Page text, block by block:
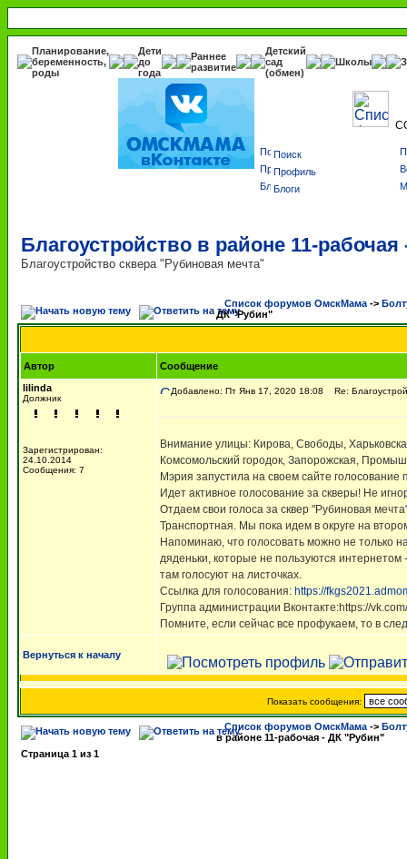
Планирование,
беременность,
роды
Дети
до
года
Раннее
развитие
Детский
сад
(обмен)
Школы
Поиск
Профиль
Блоги
Благоустройство в районе 11-
Благоустройство сквера "Рубиновая мечта"
Список форумов ОмскМама ->
ДК "Рубин"
Автор
Сообщение
lilinda
Должник
Зарегистрирован:
24.10.2014
Сообщения: 7
Добавлено: Пт Янв 17, 2020 18:08 Re:
Внимание улицы: Кирова, Свободы,
Комсомольский городок, Запорожская,
Мэрия запустила на своем сайте
Идет активное голосование за скверы! Не
Отдаем свои голоса за сквер "Рубиновая
Транспортная. Мы пока идем в округе на
Напоминаю, что голосовать можно не только
дяденьки, которые не пользуются
там голосуют на листочках.
Ссылка для голосования: https://
Группа администрации Вконтакте:https://
Помните, если сейчас все профукаем, то в
Вернуться к началу
Показать сообщения:
Список форумов ОмскМама ->
в районе 11-рабочая - ДК "Рубин"
Страница 1 из 1